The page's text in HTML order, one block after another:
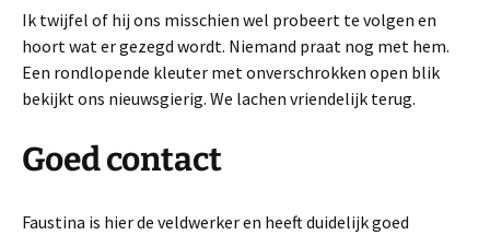
Ik twijfel of hij ons misschien wel probeert te volgen en
hoort wat er gezegd wordt. Niemand praat nog met hem.
Een rondlopende kleuter met onverschrokken open blik
bekijkt ons nieuwsgierig. We lachen vriendelijk terug.
Goed contact
Faustina is hier de veldwerker en heeft duidelijk goed